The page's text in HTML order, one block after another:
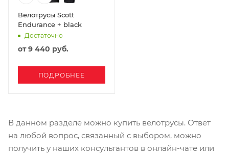
Велотрусы Scott
Endurance + black
Достаточно
от9 440 руб.
ПОДРОБНЕЕ
В данном разделе можно купить велотрусы. Ответ
на любой вопрос, связанный с выбором, можно
получить у наших консультантов в онлайн-чате или